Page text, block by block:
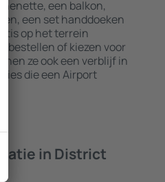
een balkon,
een set handdoeken
op het terrein
bestellen of kiezen voor
ze ook een verblijf in
die een Airport
in District